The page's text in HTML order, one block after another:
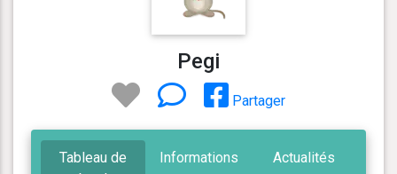
Pegi
Partager
Tableau de
Informations Actualités